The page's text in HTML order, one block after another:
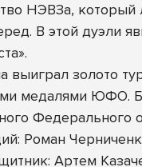
НЭВЗа, который
В этой дуэли
выиграл золото
медалями ЮФО.
Федерального
Роман
Артем